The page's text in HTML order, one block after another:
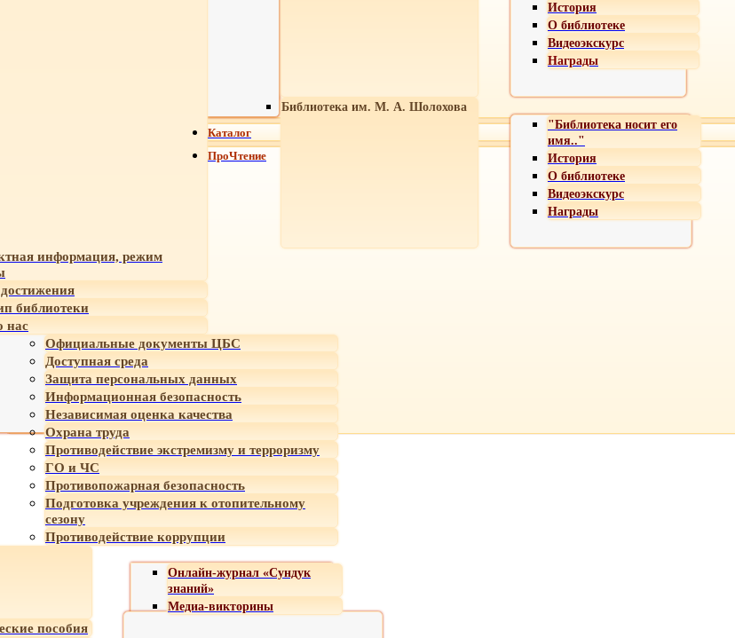
История
О библиотеке
Видеоэкскурс
Награды
Библиотека им. М. А. Шолохова
"Библиотека носит его
имя.."
История
О библиотеке
Видеоэкскурс
Награды
информация, режим
библиотеки
нас
Официальные документы ЦБС
Доступная среда
Защита персональных данных
Информационная безопасность
Независимая оценка качества
Охрана труда
Противодействие экстремизму и терроризму
ГО и ЧС
Противопожарная безопасность
Подготовка учреждения к отопительному
сезону
Противодействие коррупции
Онлайн-журнал «Сундук
знаний»
Медиа-викторины
пособия
Каталог
ПроЧтение